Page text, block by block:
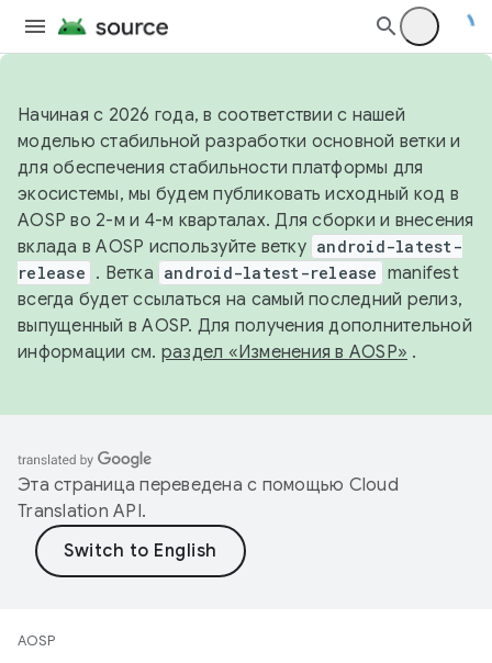
Начиная с 2026 года, в соответствии с нашей
моделью стабильной разработки основной ветки и
для обеспечения стабильности платформы для
экосистемы, мы будем публиковать исходный код в
AOSP во 2-м и 4-м кварталах. Для сборки и внесения
вклада в AOSP используйте ветку android-latest-
release . Ветка android-latest-release manifest
всегда будет ссылаться на самый последний релиз,
выпущенный в AOSP. Для получения дополнительной
информации см. раздел «Изменения в AOSP» .
Эта страница переведена с помощью Cloud
Translation API.
AOSP